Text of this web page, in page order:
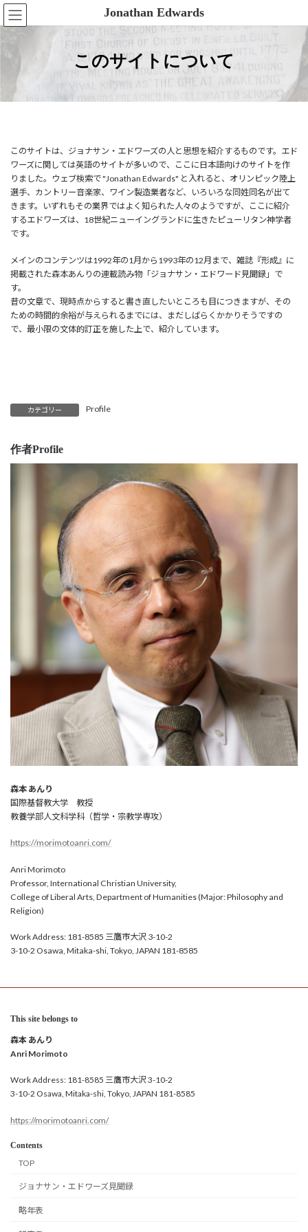
コ
ン
ツ
ッ
ナ
ー
シ
移
Jonathan Edwards
このサイトについて
このサイトは、ジョナサン・エドワーズの人と思想を紹介するものです。エド
ワーズに関しては英語のサイトが多いので、ここに日本語向けのサイトを作
りました。ウェブ検索で "Jonathan Edwards" と入れると、オリンピック陸上
選手、カントリー音楽家、ワイン製造業者など、いろいろな同姓同名が出て
きます。いずれもその業界ではよく知られた人々のようですが、ここに紹介
するエドワーズは、18世紀ニューイングランドに生きたピューリタン神学者
です。
メインのコンテンツは1992年の1月から1993年の12月まで、雑誌『形成』に
掲載された森本あんりの連載読み物「ジョナサン・エドワード見聞録」で
す。
昔の文章で、現時点からすると書き直したいところも目につきますが、その
ための時間的余裕が与えられるまでには、まだしばらくかかりそうですの
で、最小限の文体的訂正を施した上で、紹介しています。
カテゴリー Profile
作者Profile
森本 あんり
国際基督教大学 教授
教養学部人文科学科（哲学・宗教学専攻）
https://morimotoanri.com/
Anri Morimoto
Professor, International Christian University,
College of Liberal Arts, Department of Humanities (Major: Philosophy and
Religion)
Work Address: 181-8585 三鷹市大沢 3-10-2
3-10-2 Osawa, Mitaka-shi, Tokyo, JAPAN 181-8585
This site belongs to
森本 あんり
Anri Morimoto
Work Address: 181-8585 三鷹市大沢 3-10-2
3-10-2 Osawa, Mitaka-shi, Tokyo, JAPAN 181-8585
https://morimotoanri.com/
Contents
TOP
ジョナサン・エドワーズ見聞録
略年表